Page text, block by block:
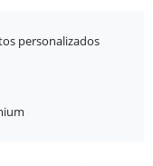
personalizados